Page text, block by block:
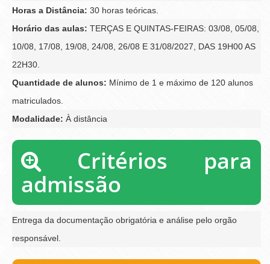
Horas a Distância: 30 horas teóricas.
Horário das aulas: TERÇAS E QUINTAS-FEIRAS: 03/08, 05/08,
10/08, 17/08, 19/08, 24/08, 26/08 E 31/08/2027, DAS 19H00 AS
22H30.
Quantidade de alunos: Mínimo de 1 e máximo de 120 alunos
matriculados.
Modalidade: À distância
Critérios para
admissão
Entrega da documentação obrigatória e análise pelo orgão
responsável.